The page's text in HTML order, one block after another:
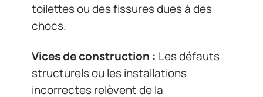
toilettes ou des fissures dues à des
chocs.
Vices de construction : Les défauts
structurels ou les installations
incorrectes relèvent de la